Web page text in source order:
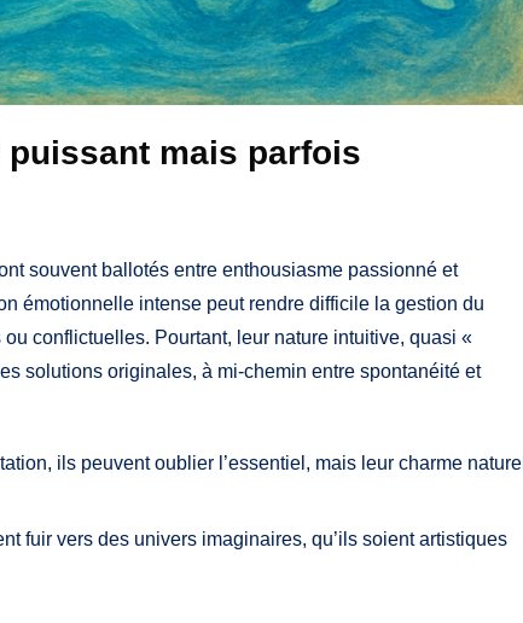
mais parfois
souvent ballotés entre enthousiasme passionné et
émotionnelle intense peut rendre difficile la gestion du
conflictuelles. Pourtant, leur nature intuitive, quasi «
solutions originales, à mi-chemin entre spontanéité et
ils peuvent oublier l’essentiel, mais leur charme naturel
fuir vers des univers imaginaires, qu’ils soient artistiques